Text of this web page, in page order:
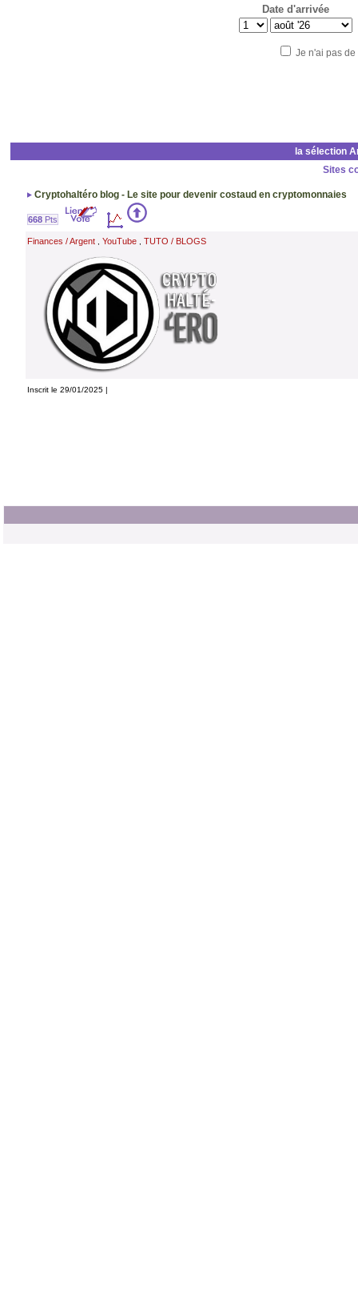
Date d'arrivée
Je n'ai pas
la sélection
Sites
Cryptohaltéro blog - Le site pour devenir costaud en cryptomonnaies
668Pts
Finances / Argent, YouTube, TUTO / BLOGS
Inscrit le 29/01/2025 |